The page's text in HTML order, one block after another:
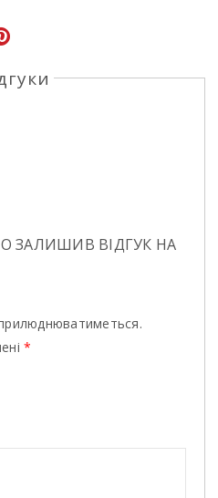
ЗАЛИШИВ ВІДГУК НА
*